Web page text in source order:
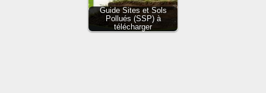
Guide Sites et Sols
Pollués (SSP) à
télécharger